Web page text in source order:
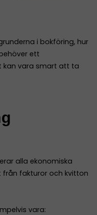
i bokföring, hur
ett
kan vara smart att ta
alla ekonomiska
från fakturor och kvitton
vara: